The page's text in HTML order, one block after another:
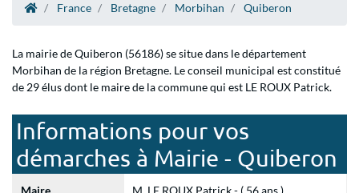
France Bretagne Morbihan Quiberon
La mairie de Quiberon (56186) se situe dans le département
Morbihan de la région Bretagne. Le conseil municipal est constitué
de 29 élus dont le maire de la commune qui est LE ROUX Patrick.
Informations pour vos
démarches à Mairie - Quiberon
Maire M. LE ROUX Patrick - ( 56 ans )